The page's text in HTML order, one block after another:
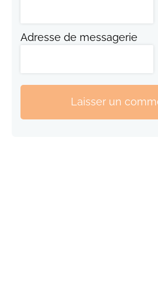
Adresse de messagerie
Laisser un